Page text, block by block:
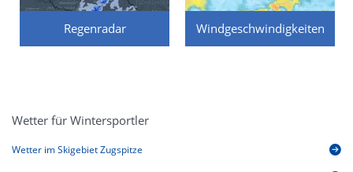
Regenradar Windgeschwindigkeiten
Wetter für Wintersportler
Wetter im Skigebiet Zugspitze